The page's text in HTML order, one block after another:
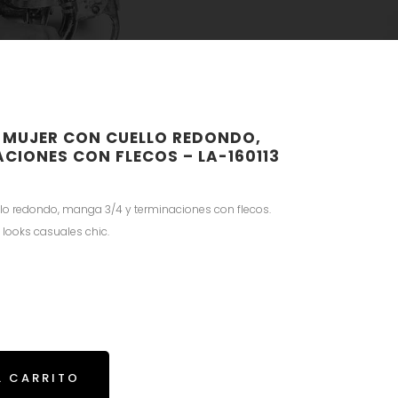
CON CUELLO REDONDO,
CON FLECOS – LA-160113
redondo, manga 3/4 y terminaciones con flecos.
looks casuales chic.
CARRITO